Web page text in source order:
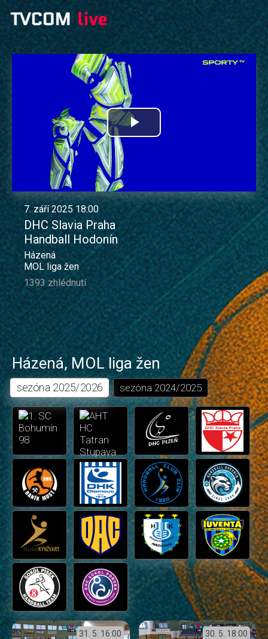
Přehrát
7. září 2025 18:00
DHC Slavia Praha
Handball Hodonín
Házená
MOL liga žen
1393 zhlédnutí
Házená,MOL liga žen
sezóna 2025/2026 sezóna 2024/2025
31. 5. 16:00 30. 5. 18:00